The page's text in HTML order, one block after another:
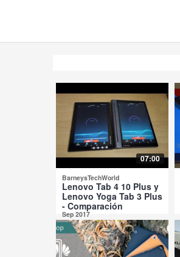
07:00
BarneysTechWorld
Lenovo Tab 4 10 Plus y
Lenovo Yoga Tab 3 Plus
- Comparación
Sep 2017